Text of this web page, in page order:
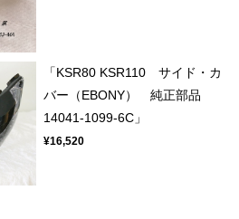
「KSR80 KSR110 サイド・カ
バー（EBONY） 純正部品
14041-1099-6C」
¥16,520